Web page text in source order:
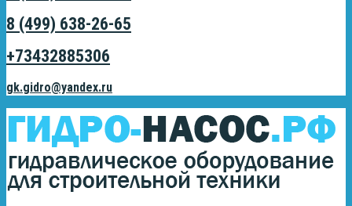
8 (499) 638-26-65
+73432885306
gk.gidro@yandex.ru